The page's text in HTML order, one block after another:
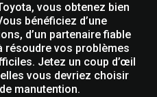
vous obtenez bien
bénéficiez d’une
d’un partenaire fiable
résoudre vos problèmes
Jetez un coup d’œil
vous devriez choisir
manutention.